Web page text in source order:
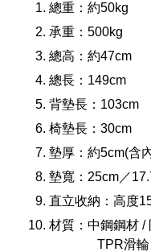
總重：約50kg
承重：500kg
總高：約47cm
總長：149cm
背墊長：103cm
椅墊長：30cm
墊厚：約5cm(含
墊寬：25cm／
直立收納：高度
材質：中鋼鋼材 /
TPR滑輪 /